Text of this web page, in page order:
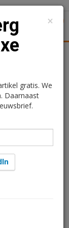
gaat in
Volgens
×
gratis. We
Daarnaast